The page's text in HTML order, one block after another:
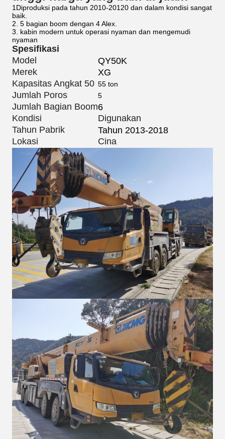
1Diproduksi pada tahun 2010-20120 dan dalam kondisi sangat
baik.
2. 5 bagian boom dengan 4 Alex.
3. kabin modern untuk operasi nyaman dan mengemudi
nyaman
Spesifikasi
Model
QY50K
Merek
XG
Kapasitas Angkat 50 55 ton
Jumlah Poros 5
Jumlah Bagian Boom6
Kondisi
Digunakan
Tahun Pabrik
Tahun 2013-2018
Lokasi
Cina